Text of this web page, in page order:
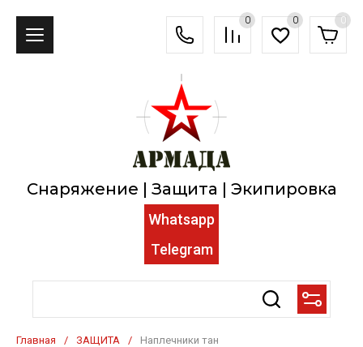
0 0 0
Снаряжение | Защита | Экипировка
Whatsapp
Telegram
Главная / ЗАЩИТА / Наплечники тан